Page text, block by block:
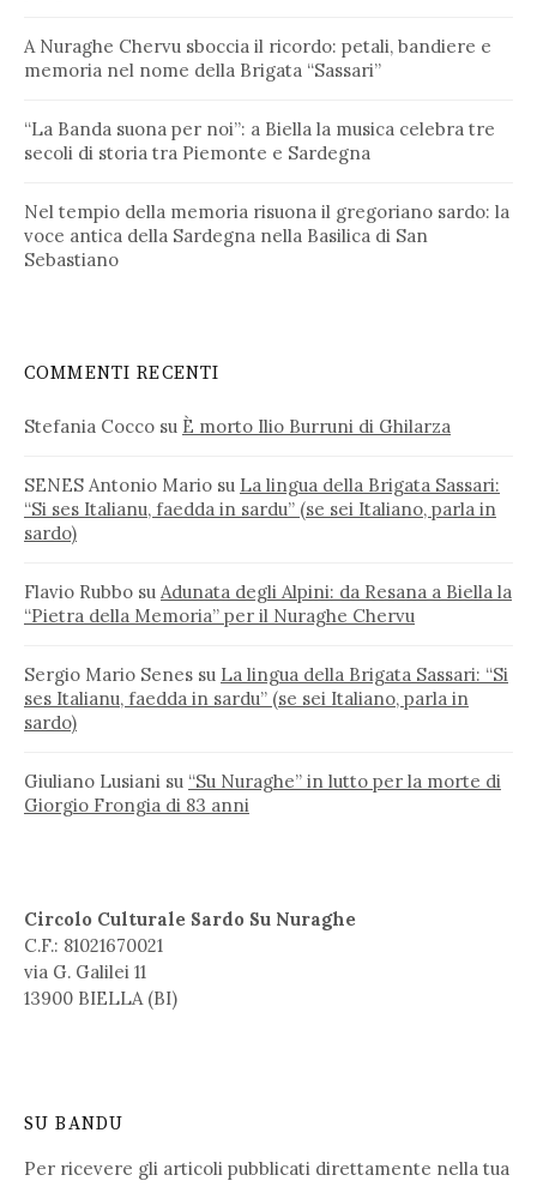
A Nuraghe Chervu sboccia il ricordo: petali, bandiere e
memoria nel nome della Brigata “Sassari”
“La Banda suona per noi”: a Biella la musica celebra tre
secoli di storia tra Piemonte e Sardegna
Nel tempio della memoria risuona il gregoriano sardo: la
voce antica della Sardegna nella Basilica di San
Sebastiano
COMMENTI RECENTI
Stefania Cocco su È morto Ilio Burruni di Ghilarza
SENES Antonio Mario su La lingua della Brigata Sassari:
“Si ses Italianu, faedda in sardu” (se sei Italiano, parla in
sardo)
Flavio Rubbo su Adunata degli Alpini: da Resana a Biella la
“Pietra della Memoria” per il Nuraghe Chervu
Sergio Mario Senes su La lingua della Brigata Sassari: “Si
ses Italianu, faedda in sardu” (se sei Italiano, parla in
sardo)
Giuliano Lusiani su “Su Nuraghe” in lutto per la morte di
Giorgio Frongia di 83 anni
Circolo Culturale Sardo Su Nuraghe
C.F.: 81021670021
via G. Galilei 11
13900 BIELLA (BI)
SU BANDU
Per ricevere gli articoli pubblicati direttamente nella tua